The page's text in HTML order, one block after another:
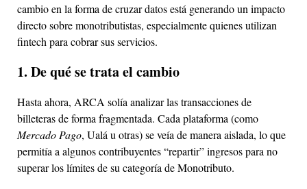
cambio en la forma de cruzar datos está generando un impacto
directo sobre monotributistas, especialmente quienes utilizan
fintech para cobrar sus servicios.
1. De qué se trata el cambio
Hasta ahora, ARCA solía analizar las transacciones de
billeteras de forma fragmentada. Cada plataforma (como
Mercado Pago, Ualá u otras) se veía de manera aislada, lo que
permitía a algunos contribuyentes “repartir” ingresos para no
superar los límites de su categoría de Monotributo.